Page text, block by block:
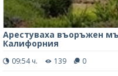
Арестуваха въоръжен
Калифорния
09:54 ч. 139 0